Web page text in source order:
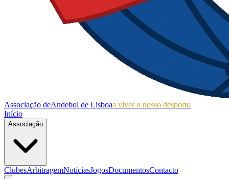
Associação deAndebol de Lisboaa viver o nosso desporto
Início
Associação
ClubesArbitragemNotíciasJogosDocumentosContacto